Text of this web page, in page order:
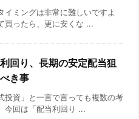
イミングは非常に難しいですよ
買ったら、更に安くな ...
回り、長期の安定配当狙
き事
投資」と一言で言っても複数の考
今回は「配当利回り ...